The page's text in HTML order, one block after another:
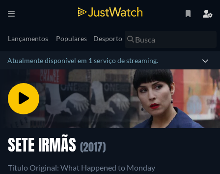
Lançamentos Populares Desporto
Atualmente disponível em 1 serviço de streaming.
SETE IRMÃS (2017)
Título Original: What Happened to Monday